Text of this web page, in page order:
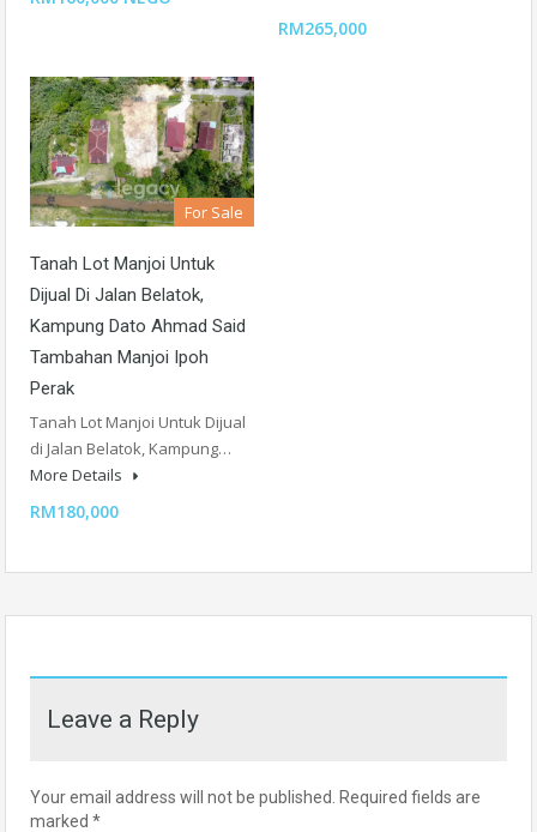
RM265,000
For Sale
Tanah Lot Manjoi Untuk
Dijual Di Jalan Belatok,
Kampung Dato Ahmad Said
Tambahan Manjoi Ipoh
Perak
Tanah Lot Manjoi Untuk Dijual
di Jalan Belatok, Kampung…
More Details
RM180,000
Leave a Reply
Your email address will not be published.
Required fields are
marked *